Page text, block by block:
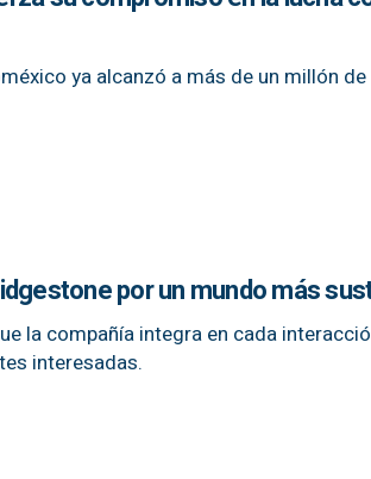
ya alcanzó a más de un millón
por un mundo más
la compañía integra en cada
interesadas.